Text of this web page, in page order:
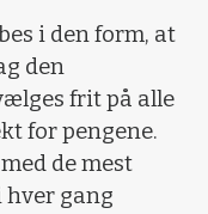
i den form, at
den
frit på alle
for pengene.
de mest
hver gang